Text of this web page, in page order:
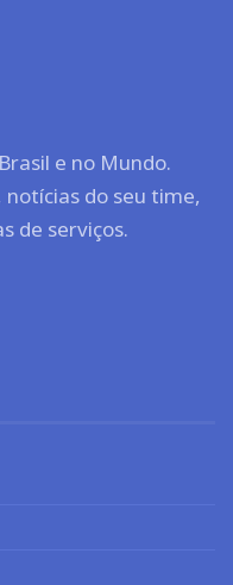
e no Mundo.
do seu time,
de serviços.